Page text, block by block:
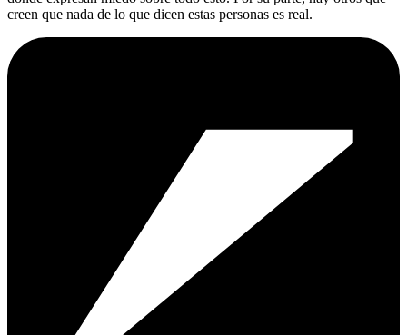
creen que nada de lo que dicen estas personas es real.